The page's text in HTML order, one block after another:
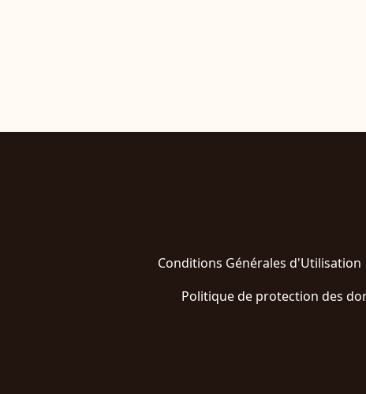
Conditions Générales d'Utilisation
Politique de protection des